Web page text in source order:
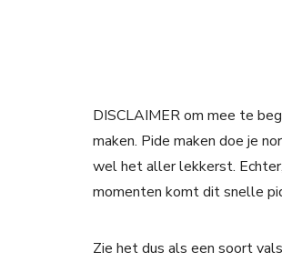
DISCLAIMER om mee te
maken. Pide maken doe je
wel het aller lekkerst.
momenten komt dit snelle
Zie het dus als een soort